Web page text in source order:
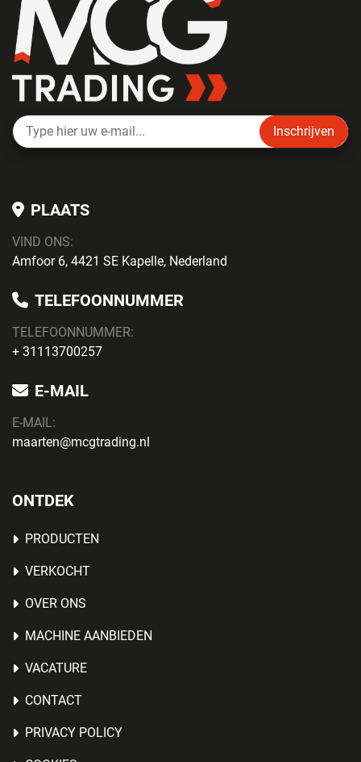
Inschrijven
PLAATS
VIND ONS:
Amfoor 6, 4421 SE Kapelle, Nederland
TELEFOONNUMMER
TELEFOONNUMMER:
+ 31113700257
E-MAIL
E-MAIL:
maarten@mcgtrading.nl
ONTDEK
PRODUCTEN
VERKOCHT
OVER ONS
MACHINE AANBIEDEN
VACATURE
CONTACT
PRIVACY POLICY